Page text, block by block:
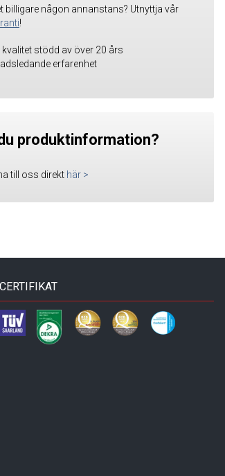
billigare någon annanstans? Utnyttja vår
!
kvalitet stödd av över 20 års
erfarenhet
produktinformation?
till oss direkt här >
CERTIFIKAT